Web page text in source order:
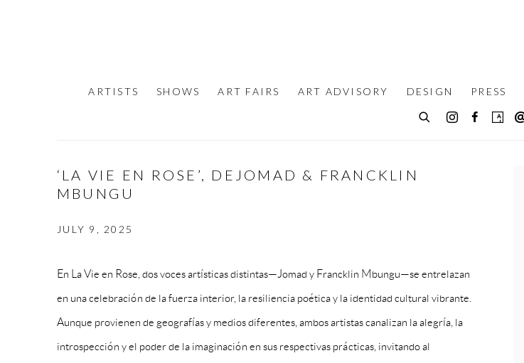
ARTISTS SHOWS ART FAIRS ART ADVISORY DESIGN PRESS
‘LA VIE EN ROSE’, DEJOMAD & FRANCKLIN
MBUNGU
JULY 9, 2025
En La Vie en Rose, dos voces artísticas distintas—Jomad y Francklin Mbungu—se entrelazan
en una celebración de la fuerza interior, la resiliencia poética y la identidad cultural vibrante.
Aunque provienen de geografías y medios diferentes, ambos artistas canalizan la alegría, la
introspección y el poder de la imaginación en sus respectivas prácticas, invitando al